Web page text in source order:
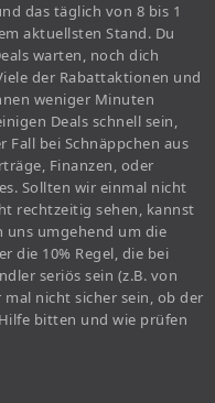
das täglich von 8 bis 1
aktuellsten Stand. Du
warten, noch dich
der Rabattaktionen und
weniger Minuten
Deals schnell sein,
Fall bei Schnäppchen aus
Finanzen, oder
Sollten wir einmal nicht
rechtzeitig sehen, kannst
uns umgehend um die
die 10% Regel, die bei
seriös sein (z.B. von
nicht sicher sein, ob der
bitten und wie prüfen